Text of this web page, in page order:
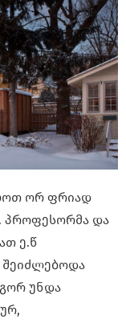
ორ ფრიად
პროფესორმა და
ე.წ
უნდა